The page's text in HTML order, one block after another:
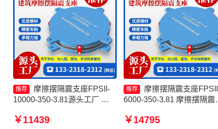
推荐
摩擦摆隔震支座FPSII-
10000-350-3.81源头工厂 摩
支座生产厂家 摩擦摆隔震支座
￥11439
推荐
摩擦摆隔震支座
6000-350-3.81 摩擦摆隔震
厂家 摩擦摆隔震支座报价
￥14795